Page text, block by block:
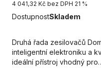
4 041,32 Kč bez DPH 21 %
DostupnostSkladem
Druhá řada zesilovačů
inteligentní elektroniku a
ideální přístroj vhodný